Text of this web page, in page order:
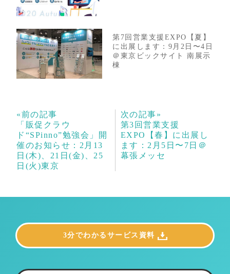
第7回営業支援EXPO【夏】
に出展します：9月2日〜4日
＠東京ビックサイト 南展示
棟
«前の記事
「販促クラウ
ド“SPinno”勉強会」開
催のお知らせ：2月13
日(木)、21日(金)、25
日(火)東京
次の記事»
第3回営業支援
EXPO【春】に出展し
ます：2月5日〜7日＠
幕張メッセ
3分でわかるサービス資料